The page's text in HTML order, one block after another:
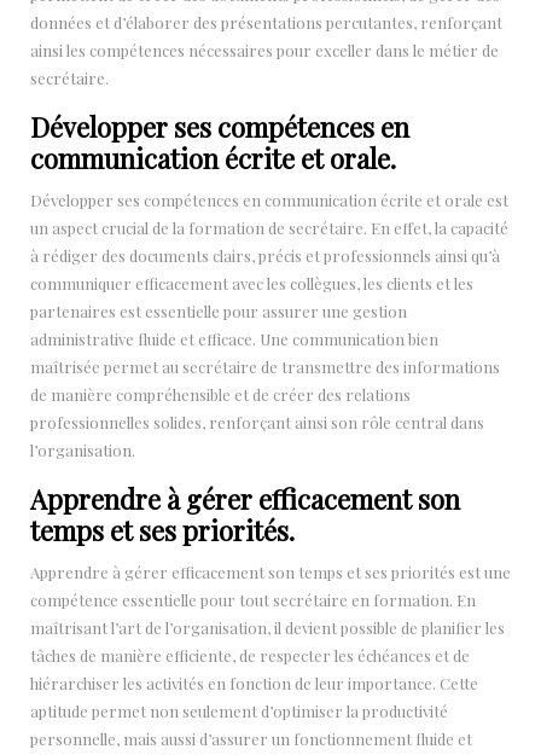
données et d’élaborer des présentations percutantes, renforçant
ainsi les compétences nécessaires pour exceller dans le métier de
secrétaire.
Développer ses compétences en
communication écrite et orale.
Développer ses compétences en communication écrite et orale est
un aspect crucial de la formation de secrétaire. En effet, la capacité
à rédiger des documents clairs, précis et professionnels ainsi qu’à
communiquer efficacement avec les collègues, les clients et les
partenaires est essentielle pour assurer une gestion
administrative fluide et efficace. Une communication bien
maîtrisée permet au secrétaire de transmettre des informations
de manière compréhensible et de créer des relations
professionnelles solides, renforçant ainsi son rôle central dans
l’organisation.
Apprendre à gérer efficacement son
temps et ses priorités.
Apprendre à gérer efficacement son temps et ses priorités est une
compétence essentielle pour tout secrétaire en formation. En
maîtrisant l’art de l’organisation, il devient possible de planifier les
tâches de manière efficiente, de respecter les échéances et de
hiérarchiser les activités en fonction de leur importance. Cette
aptitude permet non seulement d’optimiser la productivité
personnelle, mais aussi d’assurer un fonctionnement fluide et